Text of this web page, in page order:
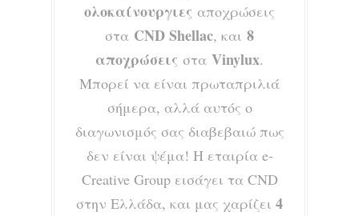
ολοκαίνουργιες αποχρώσεις
στα CND Shellac, και 8
αποχρώσεις στα Vinylux.
Μπορεί να είναι πρωταπριλιά
σήμερα, αλλά αυτός ο
διαγωνισμός σας διαβεβαιώ πως
δεν είναι ψέμα! Η εταιρία e-
Creative Group εισάγει τα CND
στην Ελλάδα, και μας χαρίζει 4